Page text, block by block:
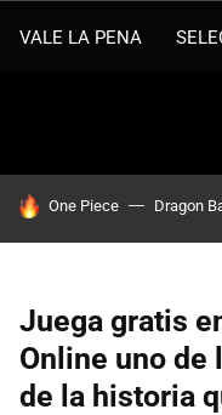
VALE LA PENA
HOY SE HABLA DE
One Piece Dragon
Juega gratis
Online uno de
de la historia